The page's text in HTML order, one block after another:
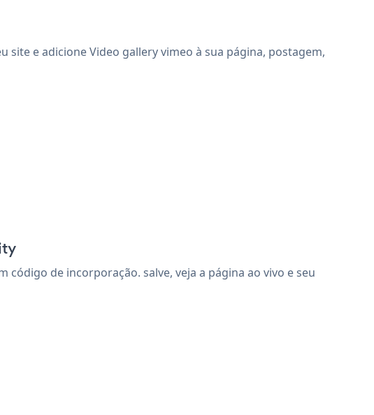
site e adicione Video gallery vimeo à sua página, postagem,
de incorporação. salve, veja a página ao vivo e seu